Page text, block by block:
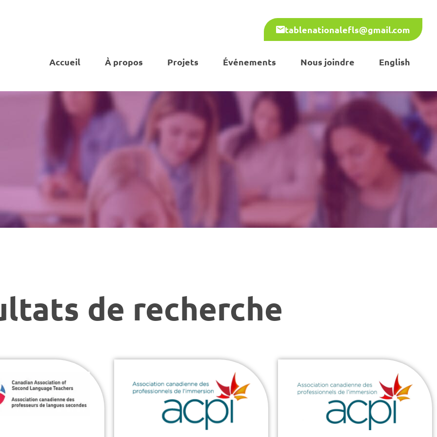
tablenationalefls@gmail.com
Accueil À propos Projets Événements Nous joindre English
de recherche